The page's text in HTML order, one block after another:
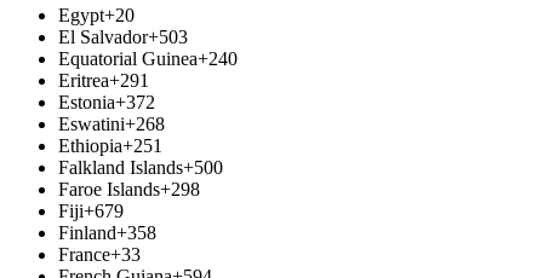
Egypt+20
El Salvador+503
Equatorial Guinea+240
Eritrea+291
Estonia+372
Eswatini+268
Ethiopia+251
Falkland Islands+500
Faroe Islands+298
Fiji+679
Finland+358
France+33